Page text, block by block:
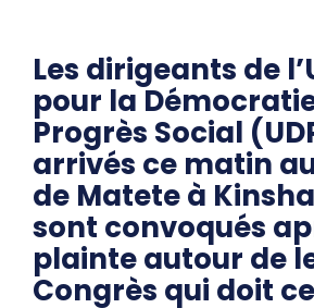
Les dirigeants de
pour la
Progrès Social
arrivés ce matin
de Matete à
sont convoqués
plainte autour de
Congrès qui doit